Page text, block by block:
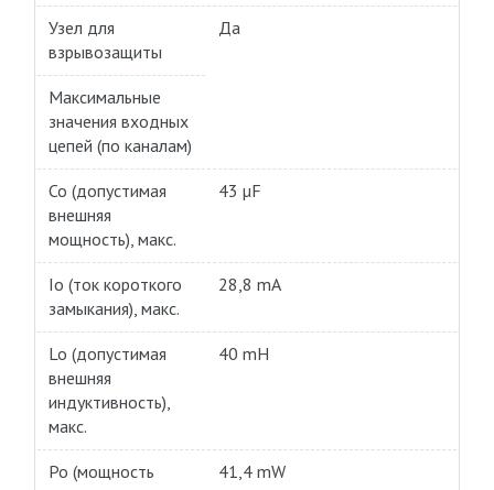
Узел для
взрывозащиты
Да
Максимальные
значения входных
цепей (по каналам)
Co (допустимая
внешняя
мощность), макс.
43 µF
Io (ток короткого
замыкания), макс.
28,8 mA
Lo (допустимая
внешняя
индуктивность),
макс.
40 mH
Po (мощность
41,4 mW